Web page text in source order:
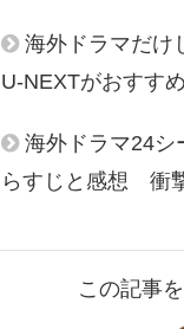
海外ドラマだけ
U-NEXTがおすす
海外ドラマ24シ
らすじと感想 衝
この記事